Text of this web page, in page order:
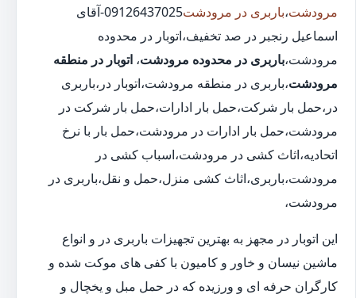
مرودشت،باربری در مرودشت
09126437025-آقای
اسماعیل رنجبر در صد تخفیف،اتوبار در محدوده
مرودشت،باربری در محدوده مرودشت، اتوبار در منطقه
مرودشت،باربری در منطقه مرودشت،اتوبار در،باربری
در،حمل بار شرکت،حمل بار ادارات،حمل بار شرکت در
مرودشت،حمل بار ادارات در مرودشت،حمل بار با نرخ
اتحادیه،اثاث کشی در مرودشت،اسباب کشی در
مرودشت،باربری،اثاث کشی منزل،حمل و نقل،باربری در
مرودشت،
این اتوبار در مجهز به بهترین تجهیزات باربری در و انواع
ماشین نیسان و خاور و کامیون با کفی های موکت شده و
کارگران حرفه ای و ورزیده که در حمل مبل و یخچال و